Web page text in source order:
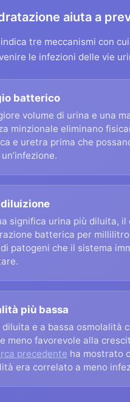
aiuta a
tre meccanismi con
le infezioni delle vie
batterico
volume di urina e una
minzionale eliminano
e uretra prima che
significa urina più diluita, il
batterica per
patogeni che il sistema
più bassa
diluita e a bassa osmolalità
meno favorevole alla
precedente ha mostrato
era correlato a meno